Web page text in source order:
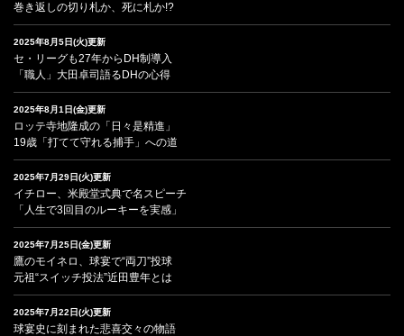
巻き返しの切り札か、死に札か!?
2025年8月5日(火)更新
セ・リーグも27年からDH制導入
「職人」大田卓司語るDHの心得
2025年8月1日(金)更新
ロッテ寺地隆成の「日々是精進」
19歳「打てて守れる捕手」への道
2025年7月29日(火)更新
イチロー、米殿堂式典で名スピーチ
「人生で3回目のルーキーを実感」
2025年7月25日(金)更新
鷹のモイネロ、球宴で“両刀”投球
元祖“スイッチ投法”近田豊年とは
2025年7月22日(火)更新
球宴史に刻まれた悲喜交々の物語